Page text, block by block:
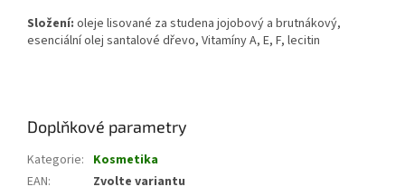
Složení: oleje lisované za studena jojobový a brutnákový,
esenciální olej santalové dřevo, Vitamíny A, E, F, lecitin
Doplňkové parametry
Kategorie: Kosmetika
EAN: Zvolte variantu